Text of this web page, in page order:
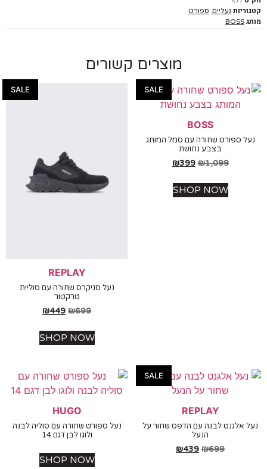
נעליים, ספורט
BOSS
מוצרים קשורים
SALE
BOSS
ספורט שחורה עם סמל המותג
בצבע נחושת
₪1,099
₪399
SHOP NOW
REPLAY
נעל סניקרס שחורה עם סוליית
טרקטור
₪
₪449
SHOP NOW
SALE
REPLAY
אלגנט לבנה עם הדפס שחור על
₪
₪439
HUGO
נעל ספורט שחורה עם סוליה לבנה
ולוגו לבן דגם 14
SHOP NOW